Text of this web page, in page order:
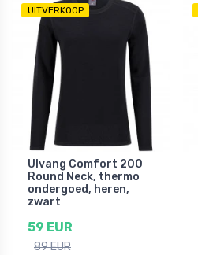
UITVERKOOP
Ulvang Comfort 200
Round Neck, thermo
ondergoed, heren,
zwart
59 EUR
89 EUR